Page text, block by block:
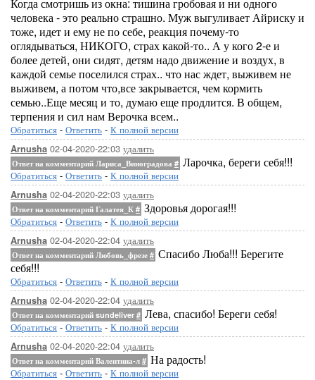
человека - это реально страшно. Муж выгуливает Айриску и
тоже, идет и ему не по себе, реакция почему-то
оглядываться, НИКОГО, страх какой-то.. А у кого 2-е и
более детей, они сидят, детям надо движение и воздух, в
каждой семье поселился страх.. что нас ждет, выживем не
выживем, а потом что,все закрывается, чем кормить
семью..Еще месяц и то, думаю еще продлится. В общем,
терпения и сил нам Верочка всем..
Обратиться - Ответить - К полной версии
Arnusha 02-04-2020-22:03 удалить
Ответ на комментарий Лариса_Виноградова # Ларочка, береги себя!!!
Обратиться - Ответить - К полной версии
Arnusha 02-04-2020-22:03 удалить
Ответ на комментарий Галатея_К # Здоровья дорогая!!!
Обратиться - Ответить - К полной версии
Arnusha 02-04-2020-22:04 удалить
Ответ на комментарий Любовь_фрезе # Спасибо Люба!!! Берегите
себя!!!
Обратиться - Ответить - К полной версии
Arnusha 02-04-2020-22:04 удалить
Ответ на комментарий sundeliver # Лева, спасибо! Береги себя!
Обратиться - Ответить - К полной версии
Arnusha 02-04-2020-22:04 удалить
Ответ на комментарий Валентина-л # На радость!
Обратиться - Ответить - К полной версии